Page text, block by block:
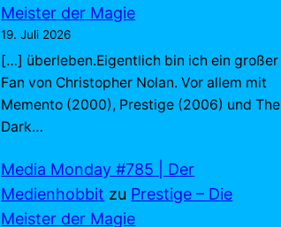
Meister der Magie
19. Juli 2026
[…] überleben.Eigentlich bin ich ein großer
Fan von Christopher Nolan. Vor allem mit
Memento (2000), Prestige (2006) und The
Dark…
Media Monday #785 | Der
Medienhobbit zu Prestige – Die
Meister der Magie